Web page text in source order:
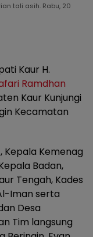
tali asih. Rabu, 20
Kaur H.
Ramdhan
Kaur Kunjungi
Kecamatan
Kemenag
Badan,
Tengah, Kades
Iman serta
Desa
Tim langsung